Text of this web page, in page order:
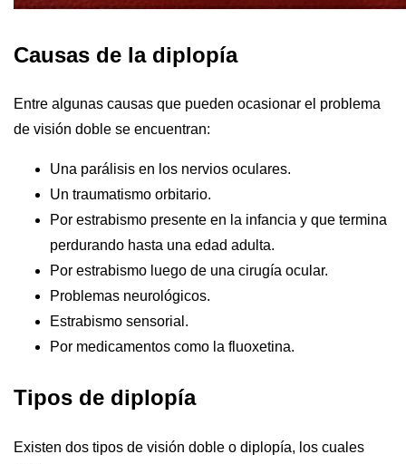
Causas de la diplopía
Entre algunas causas que pueden ocasionar el problema
de visión doble se encuentran:
Una parálisis en los nervios oculares.
Un traumatismo orbitario.
Por estrabismo presente en la infancia y que termina
perdurando hasta una edad adulta.
Por estrabismo luego de una cirugía ocular.
Problemas neurológicos.
Estrabismo sensorial.
Por medicamentos como la fluoxetina.
Tipos de diplopía
Existen dos tipos de visión doble o diplopía, los cuales